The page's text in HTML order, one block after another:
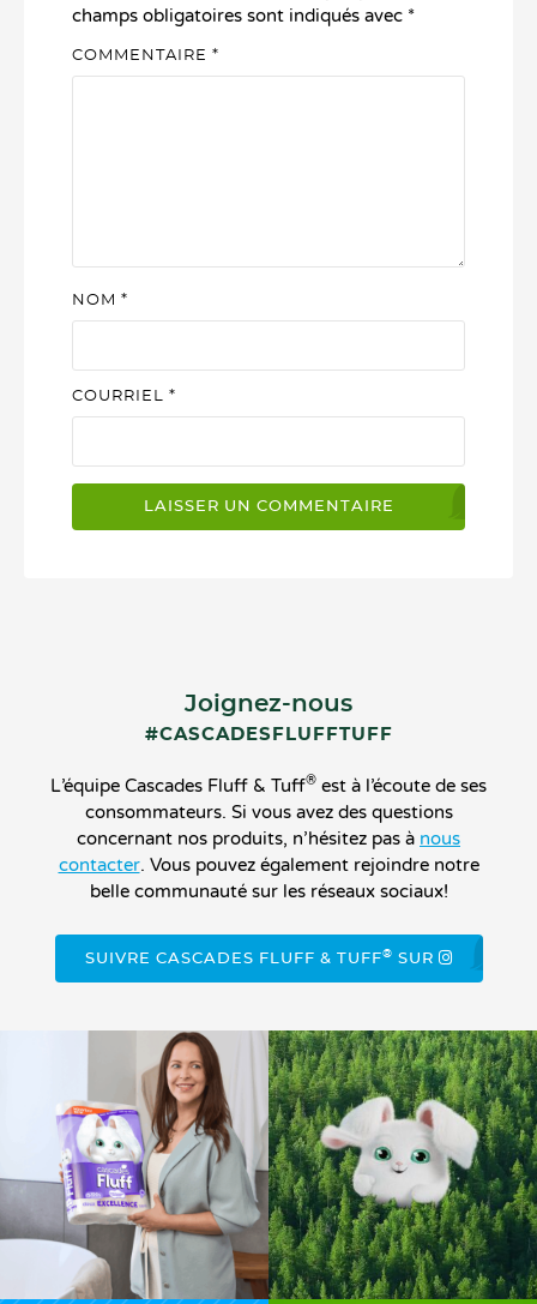
champs obligatoires sont indiqués avec *
COMMENTAIRE *
NOM *
COURRIEL *
Joignez-nous
#CASCADESFLUFFTUFF
L’équipe Cascades Fluff & Tuff® est à l’écoute de ses
consommateurs. Si vous avez des questions
concernant nos produits, n’hésitez pas à nous
contacter. Vous pouvez également rejoindre notre
belle communauté sur les réseaux sociaux!
SUIVRE CASCADES FLUFF & TUFF® SUR